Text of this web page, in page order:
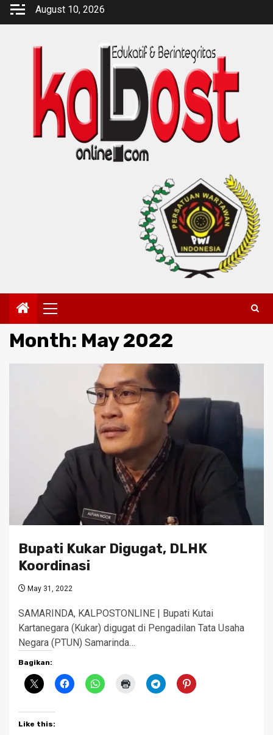
Skip
August 10, 2026
Primary
Menu
Month: May 2022
Bupati Kukar Digugat, DLHK
Koordinasi
May 31, 2022
SAMARINDA, KALPOSTONLINE | Bupati Kutai
Kartanegara (Kukar) digugat di Pengadilan Tata Usaha
Negara (PTUN) Samarinda…
Bagikan:
Like this: